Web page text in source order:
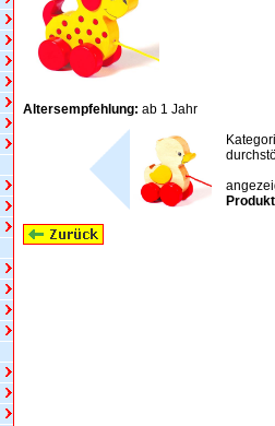
Altersempfehlung: ab 1 Jahr